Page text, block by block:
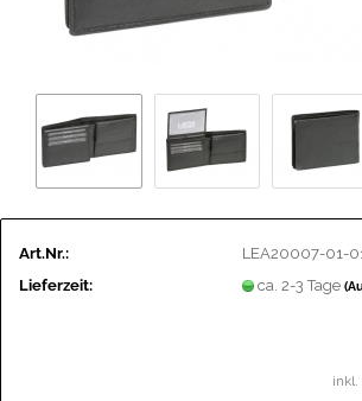
Art.Nr.:
LEA20007-01-
Lieferzeit:
ca. 2-3 Tage
inkl.